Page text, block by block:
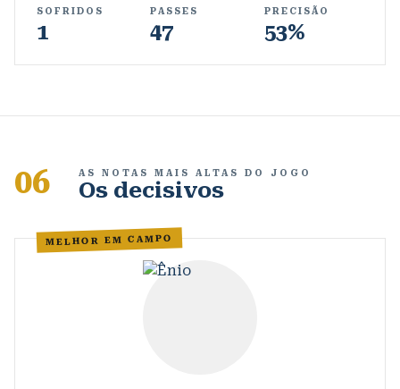
SOFRIDOS
1
PASSES
47
PRECISÃO
53%
06 AS NOTAS MAIS ALTAS DO JOGO
Os decisivos
MELHOR EM CAMPO